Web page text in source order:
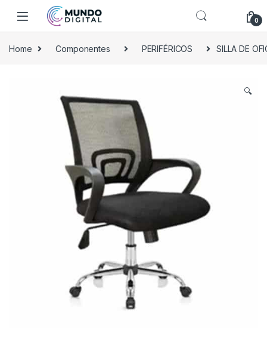
Skip to navigation
Skip to content
0
Home Componentes PERIFÉRICOS SILLA DE
🔍